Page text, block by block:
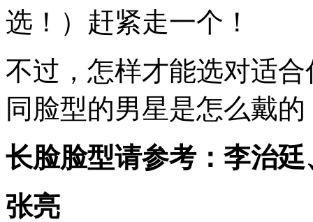
选！）赶紧走一个！
不过，怎样才能选对适
同脸型的男星是怎么戴的
长脸脸型请参考：李治
张亮